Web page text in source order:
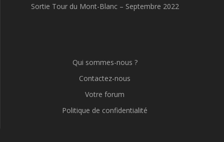
Sortie Tour du Mont-Blanc – Septembre 2022
Qui sommes-nous ?
Contactez-nous
Votre forum
Politique de confidentialité